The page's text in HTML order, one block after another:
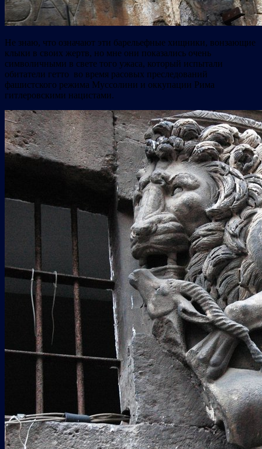
Не знаю, что означают эти барельефные хищники, вонзающие
клыки в своих жертв, но мне они показались очень
символичными в свете того ужаса, который испытали
обитатели гетто во время расовых преследований
фашистского режима Муссолини и оккупации Рима
гитлеровскими нацистами.